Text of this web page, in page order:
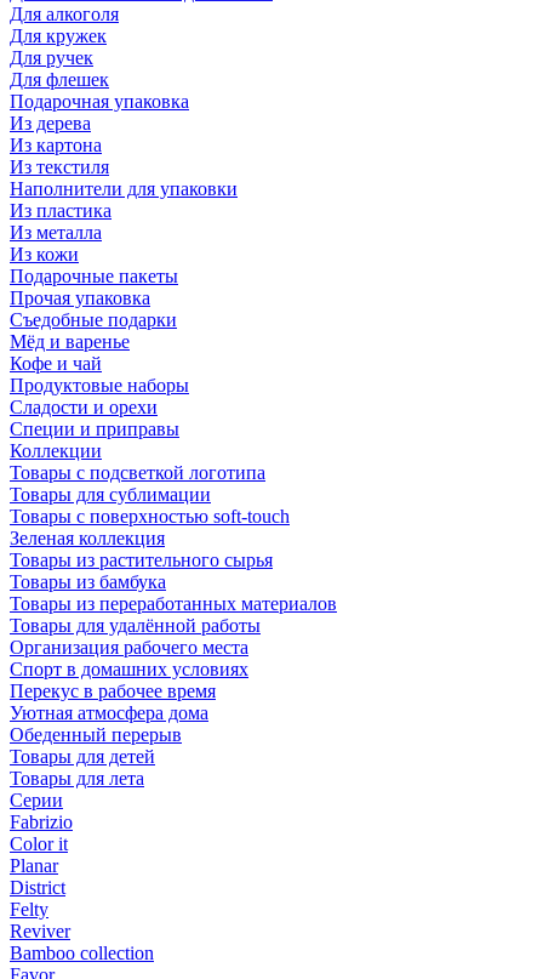
Для алкоголя
Для кружек
Для ручек
Для флешек
Подарочная упаковка
Из дерева
Из картона
Из текстиля
Наполнители для упаковки
Из пластика
Из металла
Из кожи
Подарочные пакеты
Прочая упаковка
Съедобные подарки
Мёд и варенье
Кофе и чай
Продуктовые наборы
Сладости и орехи
Специи и приправы
Коллекции
Товары с подсветкой логотипа
Товары для сублимации
Товары с поверхностью soft-touch
Зеленая коллекция
Товары из растительного сырья
Товары из бамбука
Товары из переработанных материалов
Товары для удалённой работы
Организация рабочего места
Спорт в домашних условиях
Перекус в рабочее время
Уютная атмосфера дома
Обеденный перерыв
Товары для детей
Товары для лета
Серии
Fabrizio
Color it
Planar
District
Felty
Reviver
Bamboo collection
Favor